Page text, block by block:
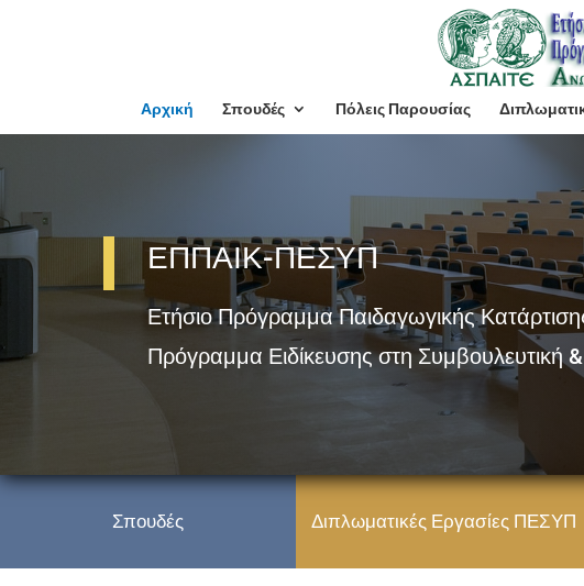
Αρχική Σπουδές Πόλεις Παρουσίας
ΕΠΠΑΙΚ-ΠΕΣΥΠ
Ετήσιο Πρόγραμμα Παιδαγωγικής
Πρόγραμμα Ειδίκευσης στη
Σπουδές Διπλωματικές Εργασίες ΠΕΣΥΠ